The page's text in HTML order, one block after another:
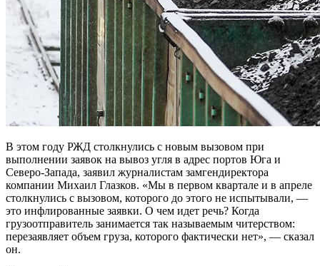
В этом году РЖД столкнулись с новым вызовом при
выполнении заявок на вывоз угля в адрес портов Юга и
Северо-Запада, заявил журналистам замгендиректора
компании Михаил Глазков. «Мы в первом квартале и в апреле
столкнулись с вызовом, которого до этого не испытывали, —
это инфлированные заявки. О чем идет речь? Когда
грузоотправитель занимается так называемым читерством:
перезаявляет объем груза, которого фактически нет», — сказал
он.